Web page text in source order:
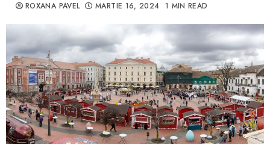
ROXANA PAVEL MARTIE 16, 2024 1 MIN READ